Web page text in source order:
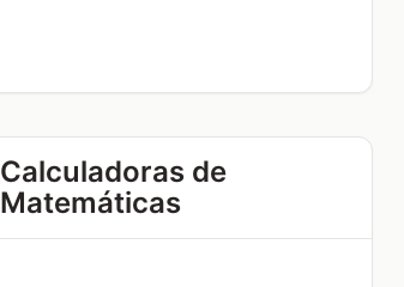
Calculadoras de
Matemáticas